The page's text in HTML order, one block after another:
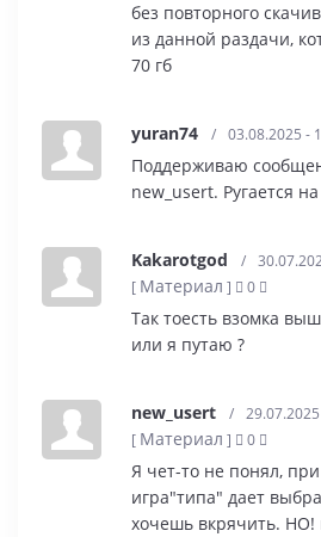
без повторного
из данной раздачи,
70 гб
yuran74 / 03.08.2025 -
Поддерживаю
new_usert. Ругается
Kakarotgod /
[ Материал ] 0
Так тоесть взомка
или я путаю ?
new_usert /
[ Материал ] 0
Я чет-то не понял, при
игра"типа" дает
хочешь вкрячить. НО!